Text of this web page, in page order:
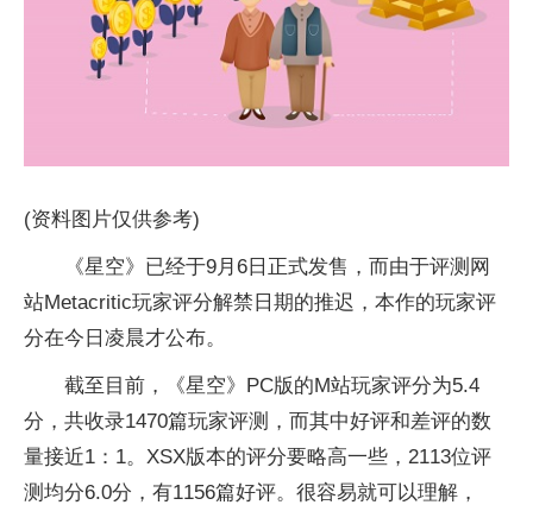
(资料图片仅供参考)
《星空》已经于9月6日正式发售，而由于评测网
站Metacritic玩家评分解禁日期的推迟，本作的玩家评
分在今日凌晨才公布。
截至目前，《星空》PC版的M站玩家评分为5.4
分，共收录1470篇玩家评测，而其中好评和差评的数
量接近1：1。XSX版本的评分要略高一些，2113位评
测均分6.0分，有1156篇好评。很容易就可以理解，